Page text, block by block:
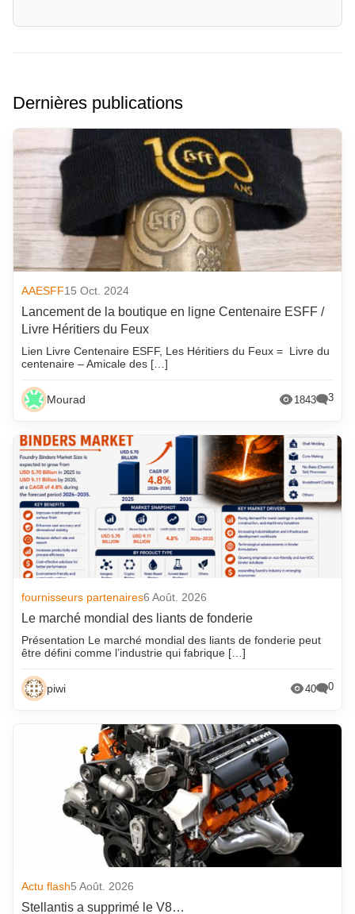
Dernières publications
AAESFF15 Oct. 2024
Lancement de la boutique en ligne Centenaire ESFF /
Livre Héritiers du Feux
Lien Livre Centenaire ESFF, Les Héritiers du Feux = Livre du
centenaire – Amicale des […]
Mourad 1843 3
fournisseurs partenaires6 Août. 2026
Le marché mondial des liants de fonderie
Présentation Le marché mondial des liants de fonderie peut
être défini comme l’industrie qui fabrique […]
piwi 40 0
Actu flash5 Août. 2026
Stellantis a supprimé le V8…